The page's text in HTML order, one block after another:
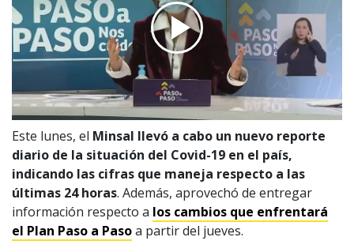
Este lunes, el Minsal llevó a cabo un nuevo reporte
diario de la situación del Covid-19 en el país,
indicando las cifras que maneja respecto a las
últimas 24 horas. Además, aprovechó de entregar
información respecto a los cambios que enfrentará
el Plan Paso a Pasoa partir del jueves.